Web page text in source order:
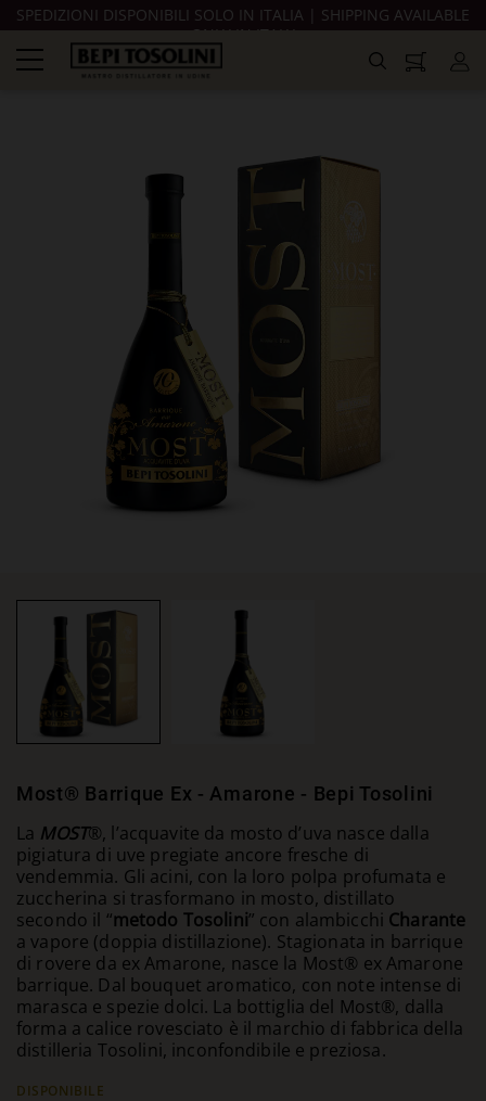
SPEDIZIONI DISPONIBILI SOLO IN ITALIA | SHIPPING AVAILABLE
ONLY IN ITALY
navigazione
Toggle
Most® Barrique Ex - Amarone - Bepi Tosolini
La MOST®, l’acquavite da mosto d’uva nasce dalla
pigiatura di uve pregiate ancore fresche di
vendemmia. Gli acini, con la loro polpa profumata e
zuccherina si trasformano in mosto, distillato
secondo il “metodo Tosolini” con alambicchi Charante
a vapore (doppia distillazione). Stagionata in barrique
di rovere da ex Amarone, nasce la Most® ex Amarone
barrique. Dal bouquet aromatico, con note intense di
marasca e spezie dolci. La bottiglia del Most®, dalla
forma a calice rovesciato è il marchio di fabbrica della
distilleria Tosolini, inconfondibile e preziosa.
DISPONIBILE